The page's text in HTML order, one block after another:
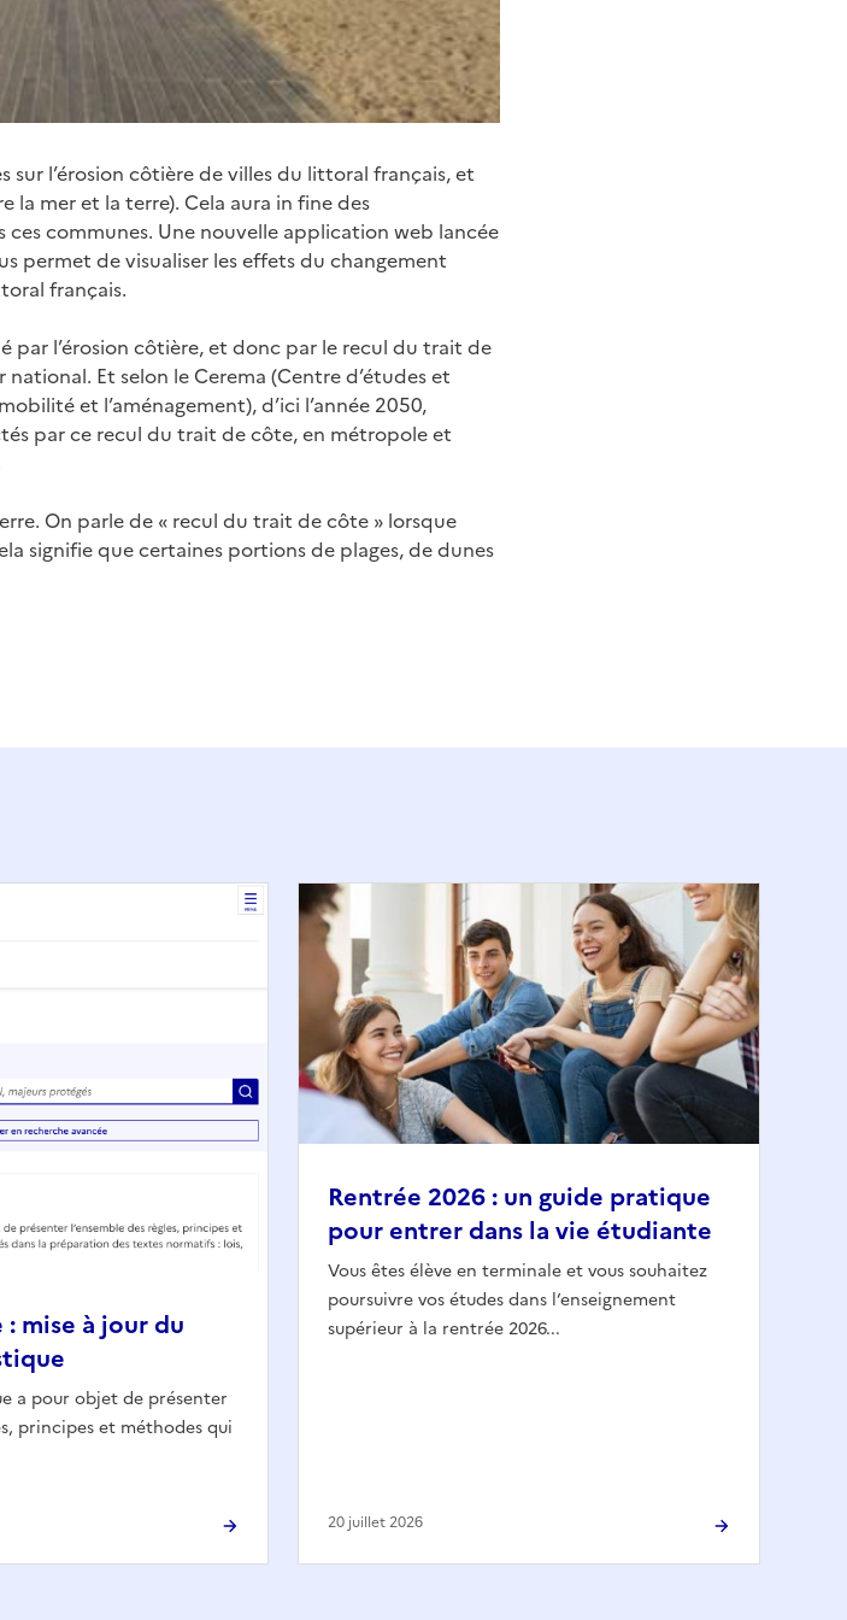
l’érosion côtière de villes du littoral français, et
mer et la terre). Cela aura in fine des
ces communes. Une nouvelle application web lancée
permet de visualiser les effets du changement
français.
par l’érosion côtière, et donc par le recul du trait de
Et selon le Cerema (Centre d’études et
et l’aménagement), d’ici l’année 2050,
par ce recul du trait de côte, en métropole et
On parle de « recul du trait de côte » lorsque
signifie que certaines portions de plages, de dunes
mise à jour du
a pour objet de présenter
principes et méthodes qui
Rentrée 2026 : un guide pratique
pour entrer dans la vie étudiante
Vous êtes élève en terminale et vous souhaitez
poursuivre vos études dans l’enseignement
supérieur à la rentrée 2026...
20 juillet 2026